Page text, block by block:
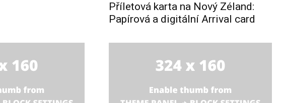
Příletová karta na Nový Zéland:
Papírová a digitální Arrival card